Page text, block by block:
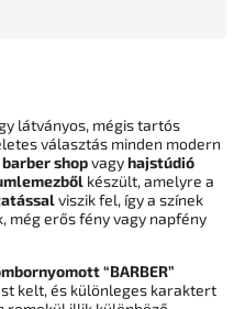
látványos, mégis tartós
választás minden modern
barber shopvagyhajstúdió
készült, amelyre a
viszik fel, így a színek
még erős fény vagy napfény
“BARBER”
kelt, és különleges karaktert